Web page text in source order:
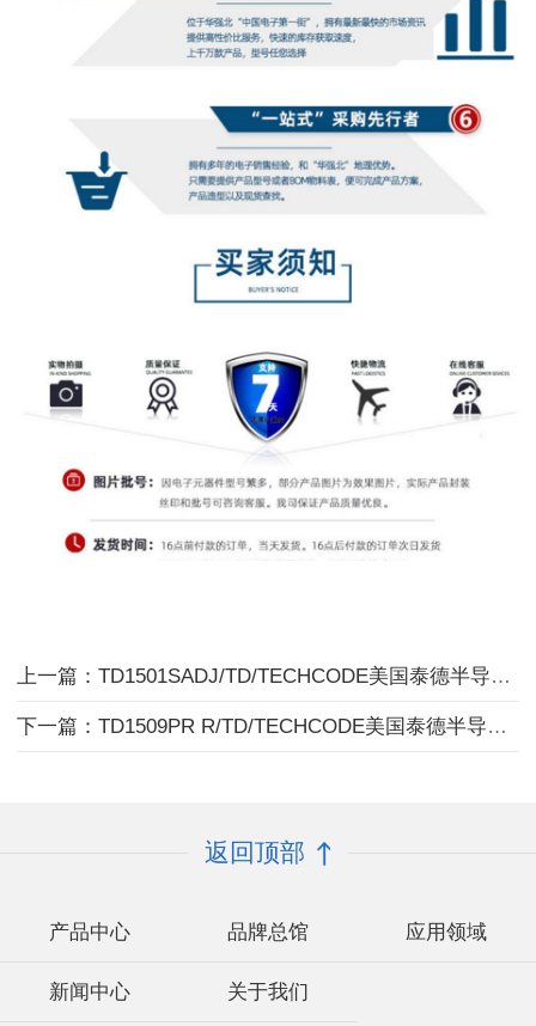
上一篇：TD1501SADJ/TD/TECHCODE美国泰德半导体/电源芯片DC/DC
下一篇：TD1509PR R/TD/TECHCODE美国泰德半导体/模式电压调节器
返回顶部
产品中心 品牌总馆 应用领域
新闻中心 关于我们